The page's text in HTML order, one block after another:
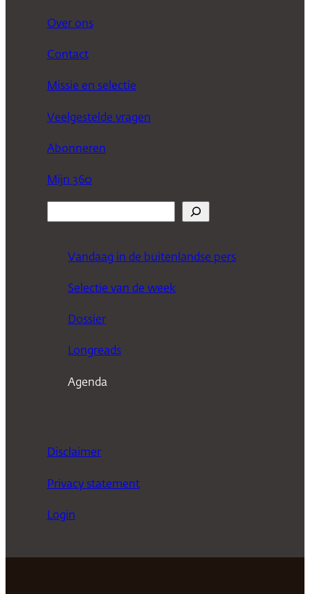
Over ons
Contact
Missie en selectie
Veelgestelde vragen
Abonneren
Mijn 360
Vandaag in de buitenlandse pers
Selectie van de week
Dossier
Longreads
Agenda
Disclaimer
Privacy statement
Login